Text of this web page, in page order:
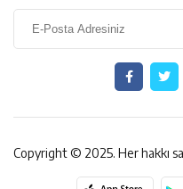
Copyright © 2025. Her hakkı